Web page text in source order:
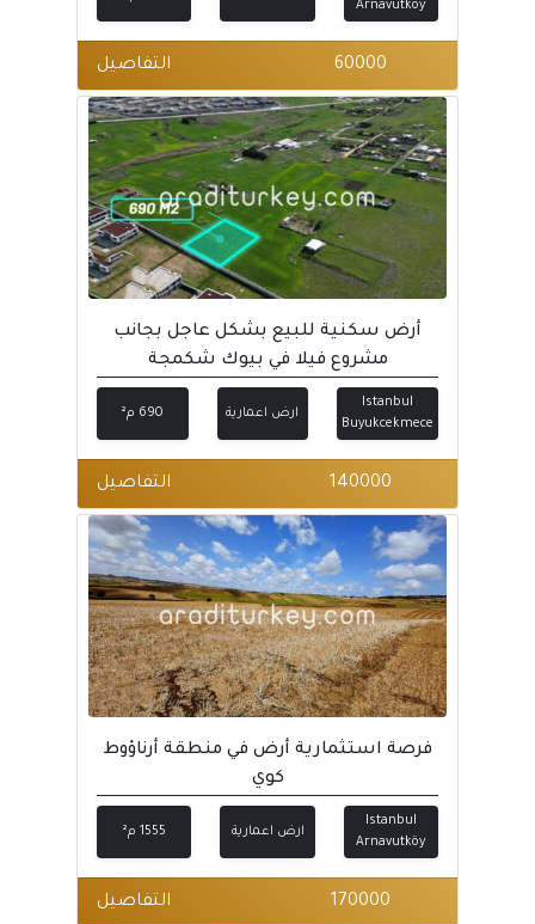
Arnavutköy
60000 التفاصيل
أرض سكنية للبيع بشكل عاجل بجانب
مشروع فيلا في بيوك شكمجة
Istanbul
Buyukcekmece
ارض اعمارية 690 م²
140000 التفاصيل
فرصة استثمارية أرض في منطقة أرناؤوط
كوي
Istanbul
Arnavutköy
ارض اعمارية 1555 م²
170000 التفاصيل